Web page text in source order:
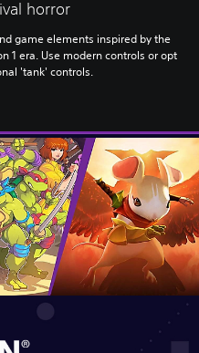
horror
game elements inspired by the
1 era. Use modern controls or opt
'tank' controls.